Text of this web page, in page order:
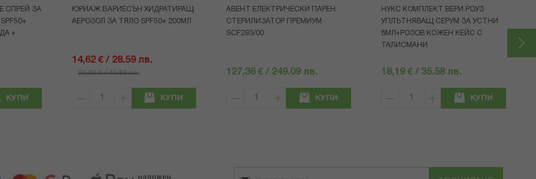
СПРЕЙ ЗА
+
КУПИ
ЮРИАЖ БАРИЕСЪН ХИДРАТИРАЩ
АЕРОЗОЛ ЗА ТЯЛО SPF50+ 200МЛ
14,62 € / 28.59 лв.
20,89 € / 40.86 лв.
КУПИ
АВЕНТ ЕЛЕКТРИЧЕСКИ ПАРЕН
СТЕРИЛИЗАТОР ПРЕМИУМ
SCF293/00
127,36 € / 249.09 лв.
КУПИ
НУКС КОМПЛЕКТ ВЕРИ РОУЗ
УПЛЪТНЯВАЩ СЕРУМ ЗА УСТНИ
8МЛ+РОЗОВ КОЖЕН КЕЙС С
ТАЛИСМАНИ
18,19 € / 35.58 лв.
КУПИ